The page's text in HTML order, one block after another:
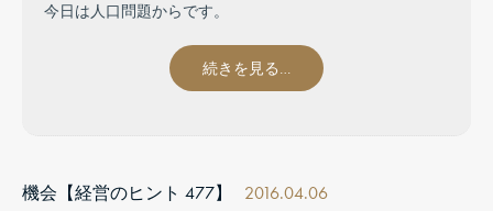
今日は人口問題からです。
続きを見る…
機会【経営のヒント 477】 2016.04.06